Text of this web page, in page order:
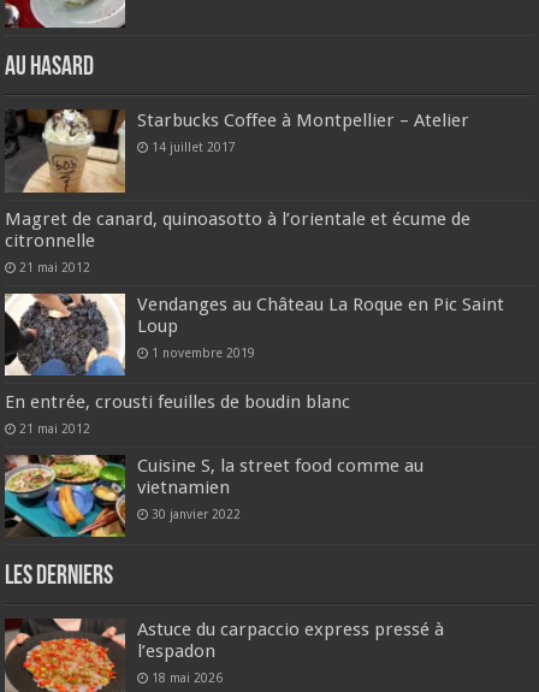
Au hasard
Starbucks Coffee à Montpellier – Atelier
14 juillet 2017
Magret de canard, quinoasotto à l’orientale et écume de
citronnelle
21 mai 2012
Vendanges au Château La Roque en Pic Saint
Loup
1 novembre 2019
En entrée, crousti feuilles de boudin blanc
21 mai 2012
Cuisine S, la street food comme au
vietnamien
30 janvier 2022
Les derniers
Astuce du carpaccio express pressé à
l’espadon
18 mai 2026